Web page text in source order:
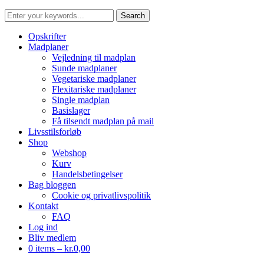
Opskrifter
Madplaner
Vejledning til madplan
Sunde madplaner
Vegetariske madplaner
Flexitariske madplaner
Single madplan
Basislager
Få tilsendt madplan på mail
Livsstilsforløb
Shop
Webshop
Kurv
Handelsbetingelser
Bag bloggen
Cookie og privatlivspolitik
Kontakt
FAQ
Log ind
Bliv medlem
0 items – kr.0,00